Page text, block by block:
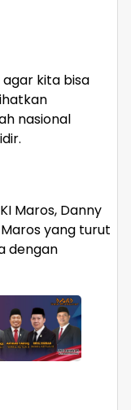
agar kita bisa
nasional
Maros, Danny
yang turut
dengan